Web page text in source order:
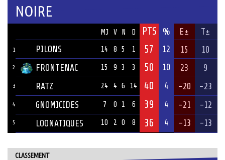
NOIRE
MJ V N D PTS % E± T±
1 PILONS 14 8 5 1 57 12 15 10
2 FRONTENAC 15 9 3 3 50 10 23 9
3 RATZ 24 4 6 14 40 4 -20 -23
4 GNOMICIDES 7 0 1 6 39 4 -21 -12
5 LOONATIQUES 10 2 0 8 36 4 -13 -13
CLASSEMENT